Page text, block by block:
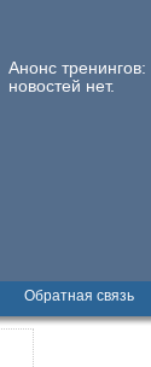
Анонс тренингов:
новостей нет.
Обратная связь